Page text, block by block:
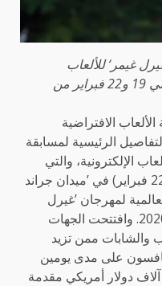
غيمر‘ للألعاب
الافتراضية الرقمية الذي سيُقام يومي 19 و22 فبراير من
الافتراضية
الرئيسية لمسابقة
الإلكترونية، والتي
ستُقام يومي الجمعة والسبت (21-22 فبراير) في ’ميدان جراند
لمهرجان ’غيرل
غيمر‘ للألعاب الافتراضية الرقمية 2020. وافتتحت الجهات
والشابات ممن تزيد
سيتنافسون على مدى يومين
للفوز بمجموعة جوائز تبلغ قيمتها 5 آلاف دولار أمريكي مقدمة